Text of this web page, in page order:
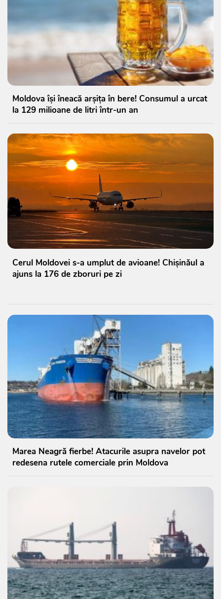
Moldova își îneacă arșița în bere! Consumul a urcat
la 129 milioane de litri într-un an
Cerul Moldovei s-a umplut de avioane! Chișinăul a
ajuns la 176 de zboruri pe zi
Marea Neagră fierbe! Atacurile asupra navelor pot
redesena rutele comerciale prin Moldova